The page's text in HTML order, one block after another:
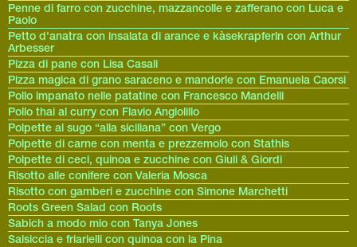
Penne di farro con zucchine, mazzancolle e zafferano con Luca e
Paolo
Petto d'anatra con insalata di arance e kàsekrapferln con Arthur
Arbesser
Pizza di pane con Lisa Casali
Pizza magica di grano saraceno e mandorle con Emanuela Caorsi
Pollo impanato nelle patatine con Francesco Mandelli
Pollo thai al curry con Flavio Angiolillo
Polpette al sugo “alla siciliana” con Vergo
Polpette di carne con menta e prezzemolo con Stathis
Polpette di ceci, quinoa e zucchine con Giuli & Giordi
Risotto alle conifere con Valeria Mosca
Risotto con gamberi e zucchine con Simone Marchetti
Roots Green Salad con Roots
Sabich a modo mio con Tanya Jones
Salsiccia e friarielli con quinoa con la Pina